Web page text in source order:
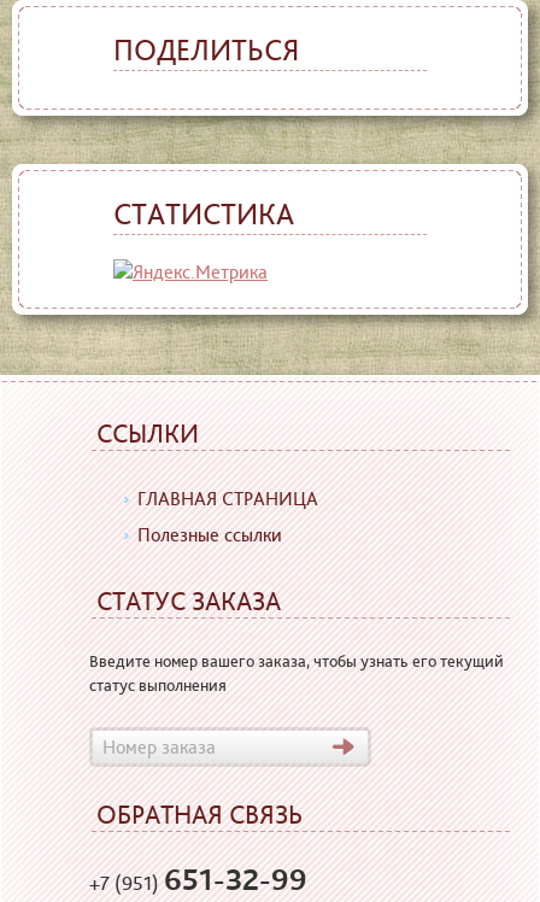
ПОДЕЛИТЬСЯ
СТАТИСТИКА
ССЫЛКИ
ГЛАВНАЯ СТРАНИЦА
Полезные ссылки
СТАТУС ЗАКАЗА
Введите номер вашего заказа, чтобы узнать его текущий
статус выполнения
ОБРАТНАЯ СВЯЗЬ
+7 (951)651-32-99